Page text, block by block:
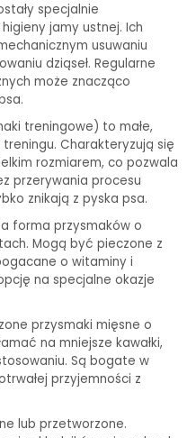
specjalnie
jamy ustnej. Ich
usuwaniu
dziąseł. Regularne
może znacząco
treningowe) to małe,
Charakteryzują się
rozmiarem, co pozwala
przerywania procesu
znikają z pyska psa.
forma przysmaków o
Mogą być pieczone z
o witaminy i
na specjalne okazje
przysmaki mięsne o
na mniejsze kawałki,
Są bogate w
przyjemności z
lub przetworzone.